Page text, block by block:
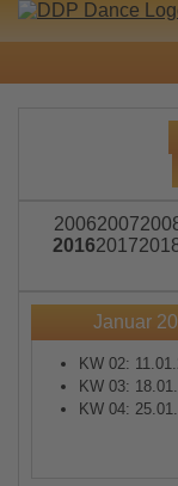
20062007
20162017
Januar
KW 02:
KW 03:
KW 04: